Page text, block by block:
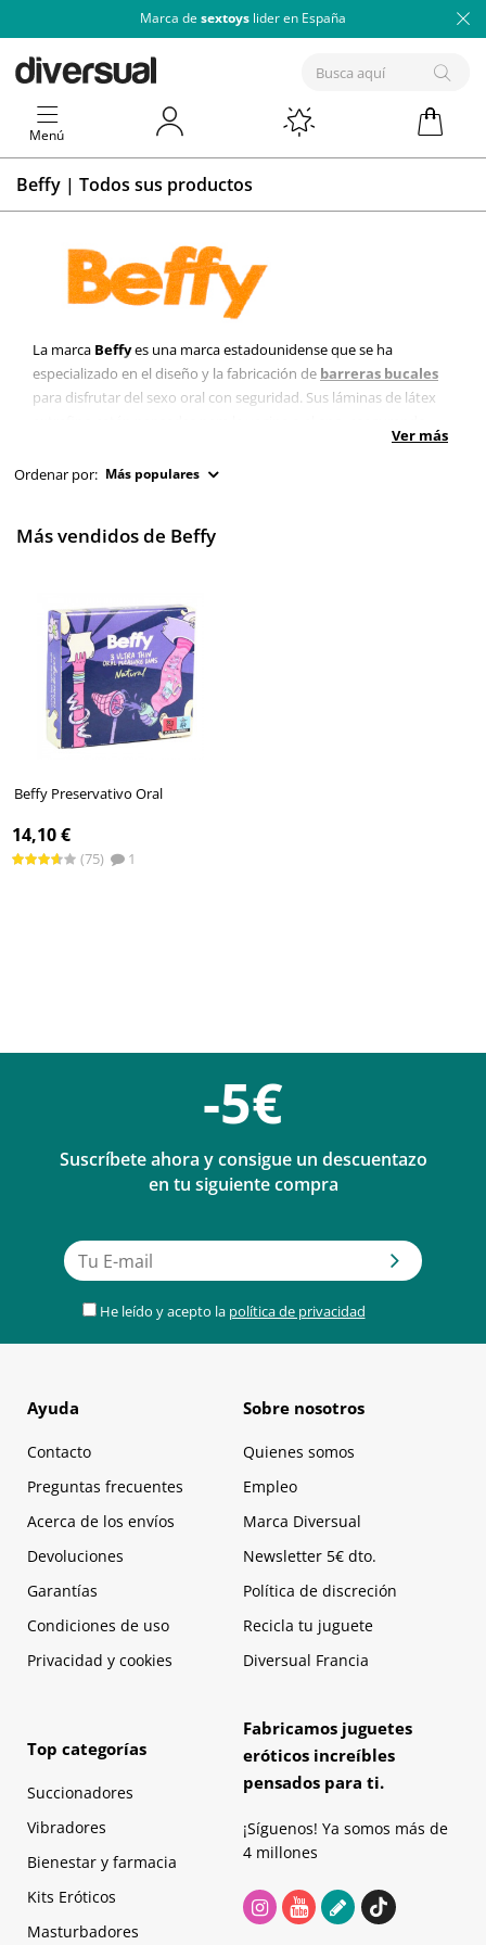
Marca de sextoys lider en España
Menú
Beffy | Todos sus productos
La marca Beffyes una marca estadounidense que se ha
especializado en el diseño y la fabricación de barreras bucales
para disfrutar del sexo oral con seguridad. Sus láminas de látex
una protección para las prácticas de sexo oral novedosa y segura.
Ver más
Ordenar por: Más populares
Más vendidos de Beffy
Beffy Preservativo Oral
14,10 €
(75) 1
-5€
Suscríbete ahora y consigue un descuentazo
en tu siguiente compra
He leído y acepto la política de privacidad
Ayuda
Contacto
Preguntas frecuentes
Acerca de los envíos
Devoluciones
Garantías
Condiciones de uso
Privacidad y cookies
Sobre nosotros
Quienes somos
Empleo
Marca Diversual
Newsletter 5€ dto.
Política de discreción
Recicla tu juguete
Diversual Francia
Top categorías
Succionadores
Vibradores
Bienestar y farmacia
Kits Eróticos
Masturbadores
Fabricamos juguetes
eróticos increíbles
pensados para ti.
¡Síguenos! Ya somos más de
4 millones